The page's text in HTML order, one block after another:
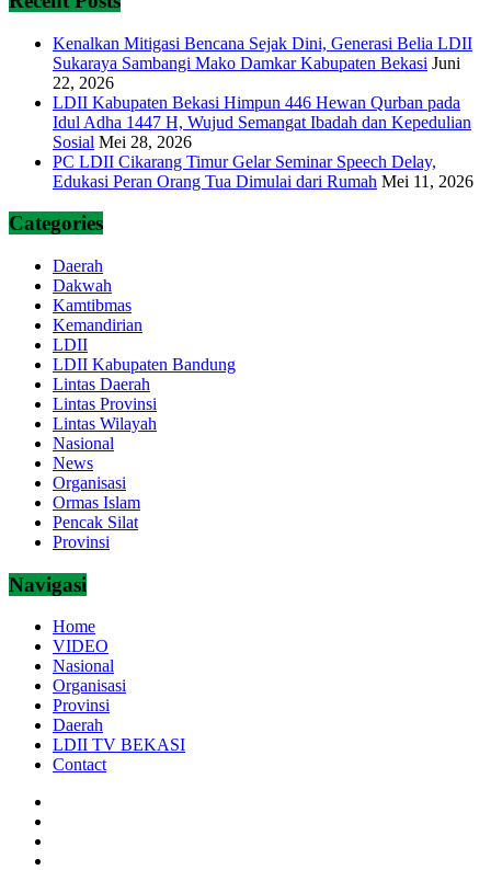
Kenalkan Mitigasi Bencana Sejak Dini, Generasi Belia LDII
Sukaraya Sambangi Mako Damkar Kabupaten Bekasi Juni
22, 2026
LDII Kabupaten Bekasi Himpun 446 Hewan Qurban pada
Idul Adha 1447 H, Wujud Semangat Ibadah dan Kepedulian
Sosial Mei 28, 2026
PC LDII Cikarang Timur Gelar Seminar Speech Delay,
Edukasi Peran Orang Tua Dimulai dari Rumah Mei 11, 2026
Categories
Daerah
Dakwah
Kamtibmas
Kemandirian
LDII
LDII Kabupaten Bandung
Lintas Daerah
Lintas Provinsi
Lintas Wilayah
Nasional
News
Organisasi
Ormas Islam
Pencak Silat
Provinsi
Navigasi
Home
VIDEO
Nasional
Organisasi
Provinsi
Daerah
LDII TV BEKASI
Contact